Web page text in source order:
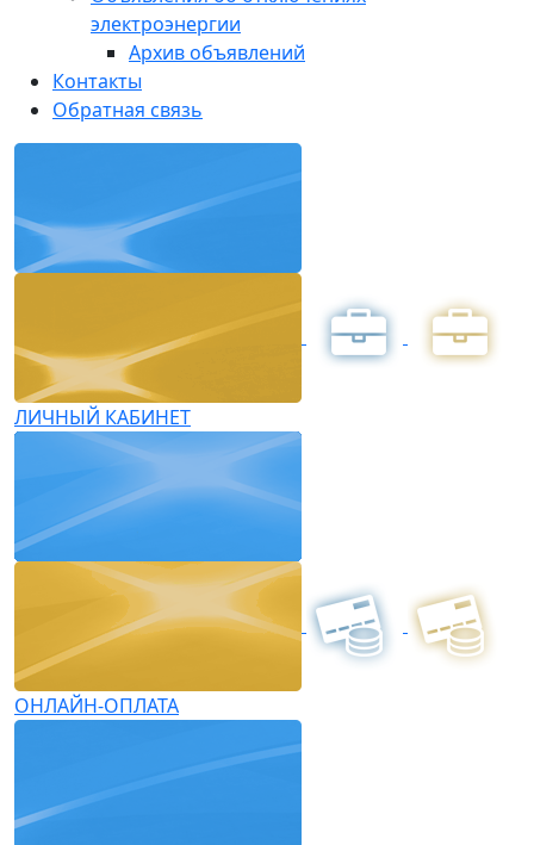
электроэнергии
Архив объявлений
Контакты
Обратная связь
ЛИЧНЫЙ КАБИНЕТ
ОНЛАЙН-ОПЛАТА